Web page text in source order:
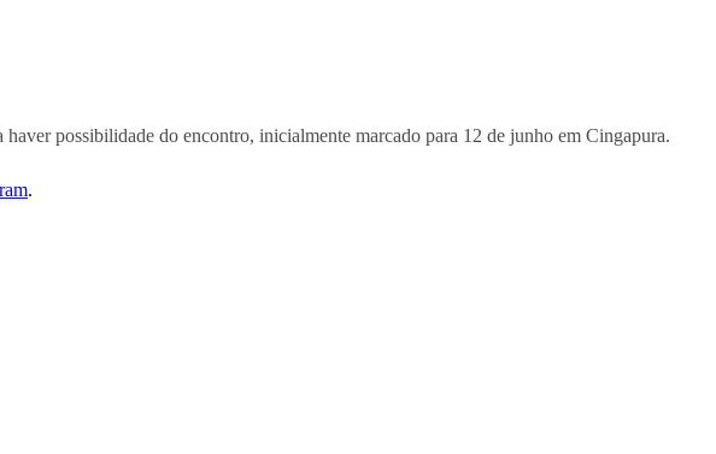
possibilidade do encontro, inicialmente marcado para 12 de junho em Cingapura.
.